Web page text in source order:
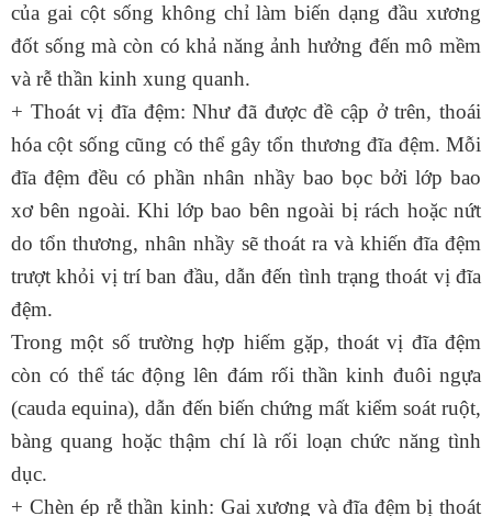
của gai cột sống không chỉ làm biến dạng đầu xương
đốt sống mà còn có khả năng ảnh hưởng đến mô mềm
và rễ thần kinh xung quanh.
+ Thoát vị đĩa đệm: Như đã được đề cập ở trên, thoái
hóa cột sống cũng có thể gây tổn thương đĩa đệm. Mỗi
đĩa đệm đều có phần nhân nhầy bao bọc bởi lớp bao
xơ bên ngoài. Khi lớp bao bên ngoài bị rách hoặc nứt
do tổn thương, nhân nhầy sẽ thoát ra và khiến đĩa đệm
trượt khỏi vị trí ban đầu, dẫn đến tình trạng thoát vị đĩa
đệm.
Trong một số trường hợp hiếm gặp, thoát vị đĩa đệm
còn có thể tác động lên đám rối thần kinh đuôi ngựa
(cauda equina), dẫn đến biến chứng mất kiểm soát ruột,
bàng quang hoặc thậm chí là rối loạn chức năng tình
dục.
+ Chèn ép rễ thần kinh: Gai xương và đĩa đệm bị thoát